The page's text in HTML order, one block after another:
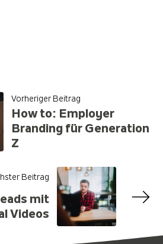
Vorheriger Beitrag
How to: Employer
Branding für Generation
Z
Beitrag
mit
Videos